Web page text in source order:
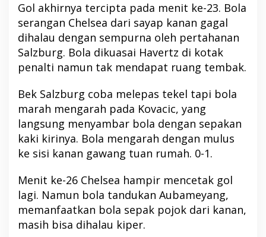
Gol akhirnya tercipta pada menit ke-23. Bola
serangan Chelsea dari sayap kanan gagal
dihalau dengan sempurna oleh pertahanan
Salzburg. Bola dikuasai Havertz di kotak
penalti namun tak mendapat ruang tembak.
Bek Salzburg coba melepas tekel tapi bola
marah mengarah pada Kovacic, yang
langsung menyambar bola dengan sepakan
kaki kirinya. Bola mengarah dengan mulus
ke sisi kanan gawang tuan rumah. 0-1.
Menit ke-26 Chelsea hampir mencetak gol
lagi. Namun bola tandukan Aubameyang,
memanfaatkan bola sepak pojok dari kanan,
masih bisa dihalau kiper.